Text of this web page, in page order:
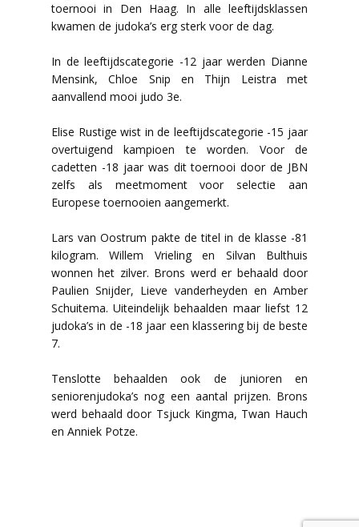
toernooi in Den Haag. In alle leeftijdsklassen
kwamen de judoka’s erg sterk voor de dag.
In de leeftijdscategorie -12 jaar werden Dianne
Mensink, Chloe Snip en Thijn Leistra met
aanvallend mooi judo 3e.
Elise Rustige wist in de leeftijdscategorie -15 jaar
overtuigend kampioen te worden. Voor de
cadetten -18 jaar was dit toernooi door de JBN
zelfs als meetmoment voor selectie aan
Europese toernooien aangemerkt.
Lars van Oostrum pakte de titel in de klasse -81
kilogram. Willem Vrieling en Silvan Bulthuis
wonnen het zilver. Brons werd er behaald door
Paulien Snijder, Lieve vanderheyden en Amber
Schuitema. Uiteindelijk behaalden maar liefst 12
judoka’s in de -18 jaar een klassering bij de beste
7.
Tenslotte behaalden ook de junioren en
seniorenjudoka’s nog een aantal prijzen. Brons
werd behaald door Tsjuck Kingma, Twan Hauch
en Anniek Potze.